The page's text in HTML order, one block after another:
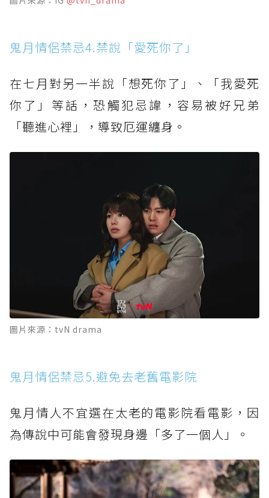
鬼月情侶禁忌4.禁說「愛死你了」
在七月對另一半說「想死你了」、「我愛死
你了」等話，恐觸犯忌諱，容易被好兄弟
「聽進心裡」，導致厄運纏身。
圖片來源：tvN drama
鬼月情侶禁忌5.避免去老舊電影院
鬼月情人不宜選在太老的電影院看電影，因
為傳說中可能會發現身邊「多了一個人」。